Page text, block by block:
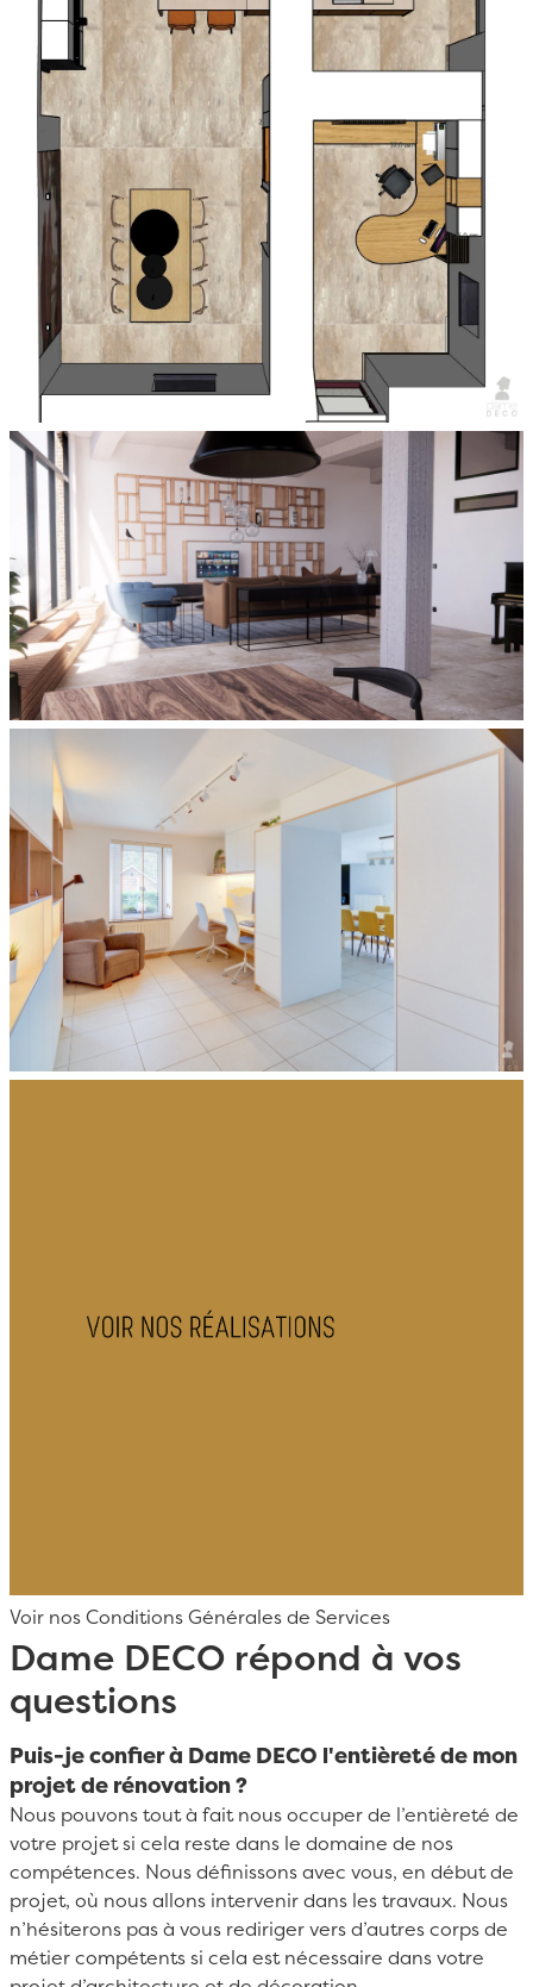
Voir nos Conditions Générales de Services
Dame DECO répond à vos
questions
Puis-je confier à Dame DECO l'entièreté de mon
projet de rénovation ?
Nous pouvons tout à fait nous occuper de l’entièreté de
votre projet si cela reste dans le domaine de nos
compétences. Nous définissons avec vous, en début de
projet, où nous allons intervenir dans les travaux. Nous
n’hésiterons pas à vous rediriger vers d’autres corps de
métier compétents si cela est nécessaire dans votre